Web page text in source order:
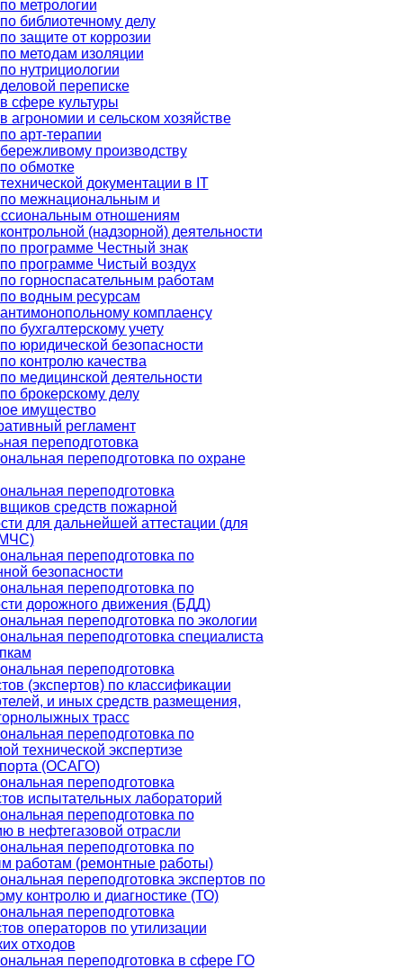
метрологии
библиотечному делу
защите от коррозии
методам изоляции
нутрициологии
переписке
сфере культуры
агрономии и сельском хозяйстве
арт-терапии
производству
обмотке
документации в IT
межнациональным и
отношениям
(надзорной) деятельности
программе Честный знак
программе Чистый воздух
горноспасательным работам
водным ресурсам
комплаенсу
бухгалтерскому учету
юридической безопасности
контролю качества
медицинской деятельности
брокерскому делу
имущество
регламент
переподготовка
переподготовка по охране
переподготовка
средств пожарной
для дальнейшей аттестации (для
МЧС)
переподготовка по
безопасности
переподготовка по
дорожного движения (БДД)
переподготовка по экологии
переподготовка специалиста
переподготовка
(экспертов) по классификации
и иных средств размещения,
трасс
переподготовка по
технической экспертизе
(ОСАГО)
переподготовка
испытательных лабораторий
переподготовка по
в нефтегазовой отрасли
переподготовка по
работам (ремонтные работы)
переподготовка экспертов по
контролю и диагностике (ТО)
переподготовка
операторов по утилизации
отходов
переподготовка в сфере ГО